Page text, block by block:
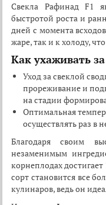
Свекла Рафинад F1
быстротой роста и
дней с момента
жаре, так и к холоду,
Как ухаживать
Уход за свеклой
прореживание и
на стадии
Оптимальная
осуществлять раз в
Благодаря своим
незаменимым
корнеплодах
сорт становится все
кулинаров, ведь он